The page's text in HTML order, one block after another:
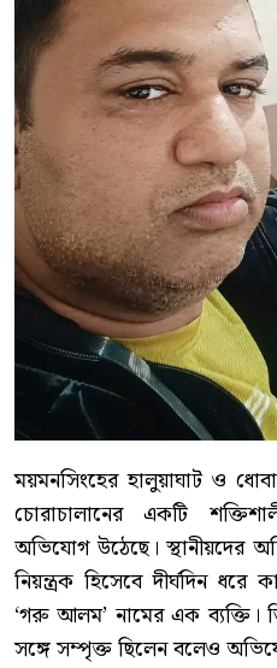
ময়মনসিংহের হালুয়াঘাট ও
চোরাচালানের একটি
অভিযোগ উঠেছে। স্থানীয়দের
নিয়ন্ত্রক হিসেবে দীর্ঘদিন
‘গরু আলম’ নামের এক ব্যক্তি।
সঙ্গে সম্পৃক্ত ছিলেন বলেও